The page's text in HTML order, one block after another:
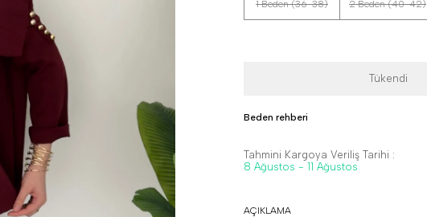
1 Beden (36-38) 2 Beden (40-42)
Tükendi
Beden rehberi
Tahmini Kargoya Veriliş Tarihi :
8 Ağustos - 11 Ağustos
AÇIKLAMA